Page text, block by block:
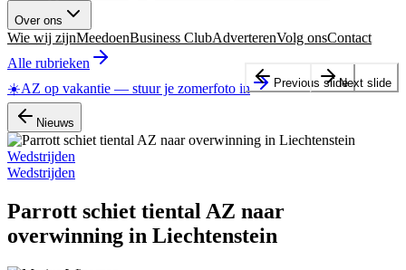
Over ons
Wie wij zijnMeedoenBusiness ClubAdverterenVolg onsContact
Alle rubrieken
☀️AZ op vakantie — stuur je zomerfoto in
Nieuws
Wedstrijden
Wedstrijden
Parrott schiet tiental AZ naar
overwinning in Liechtenstein
Previous slideNext slide